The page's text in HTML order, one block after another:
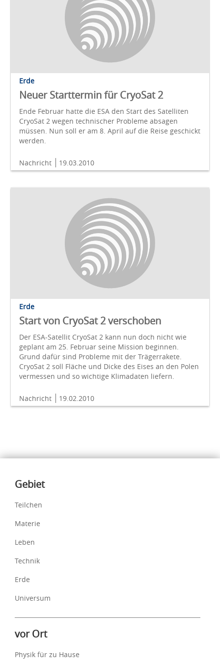
Erde
Neuer Starttermin für CryoSat 2
Ende Februar hatte die ESA den Start des Satelliten
CryoSat 2 wegen technischer Probleme absagen
müssen. Nun soll er am 8. April auf die Reise geschickt
werden.
Nachricht 19.03.2010
Erde
Start von CryoSat 2 verschoben
Der ESA-Satellit CryoSat 2 kann nun doch nicht wie
geplant am 25. Februar seine Mission beginnen.
Grund dafür sind Probleme mit der Trägerrakete.
CryoSat 2 soll Fläche und Dicke des Eises an den Polen
vermessen und so wichtige Klimadaten liefern.
Nachricht 19.02.2010
Inhalte
Gebiet
Teilchen
Materie
Leben
Technik
Erde
Universum
vor Ort
Physik für zu Hause